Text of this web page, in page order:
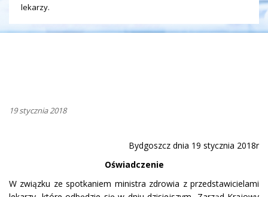
lekarzy.
19 stycznia 2018
Bydgoszcz dnia 19 stycznia 2018r
Oświadczenie
W związku ze spotkaniem ministra zdrowia z przedstawicielami